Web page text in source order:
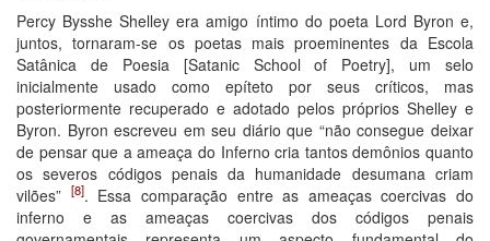
Percy Bysshe Shelley era amigo íntimo do poeta Lord Byron e,
juntos, tornaram-se os poetas mais proeminentes da Escola
Satânica de Poesia [Satanic School of Poetry], um selo
inicialmente usado como epíteto por seus críticos, mas
posteriormente recuperado e adotado pelos próprios Shelley e
Byron. Byron escreveu em seu diário que “não consegue deixar
de pensar que a ameaça do Inferno cria tantos demônios quanto
os severos códigos penais da humanidade desumana criam
vilões” [8]. Essa comparação entre as ameaças coercivas do
inferno e as ameaças coercivas dos códigos penais